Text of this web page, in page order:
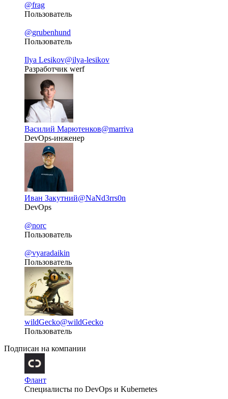
@frag
Пользователь
@grubenhund
Пользователь
Ilya Lesikov@ilya-lesikov
Разработчик werf
Василий Марютенков@marriva
DevOps-инженер
Иван Закутний@NaNd3rrs0n
DevOps
@norc
Пользователь
@vyaradaikin
Пользователь
wildGecko@wildGecko
Пользователь
Подписан на компании
Флант
Специалисты по DevOps и Kubernetes